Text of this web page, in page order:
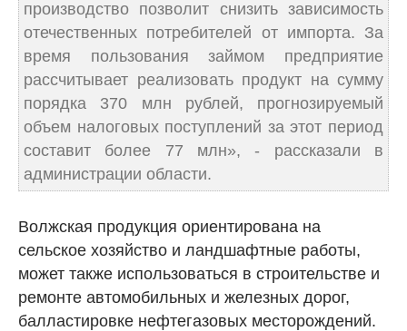
производство позволит снизить зависимость
отечественных потребителей от импорта. За
время пользования займом предприятие
рассчитывает реализовать продукт на сумму
порядка 370 млн рублей, прогнозируемый
объем налоговых поступлений за этот период
составит более 77 млн», - рассказали в
администрации области.
Волжская продукция ориентирована на
сельское хозяйство и ландшафтные работы,
может также использоваться в строительстве и
ремонте автомобильных и железных дорог,
балластировке нефтегазовых месторождений.